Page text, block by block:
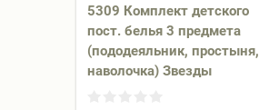
5309 Комплект детского
пост. белья 3 предмета
(пододеяльник, простыня,
наволочка) Звезды